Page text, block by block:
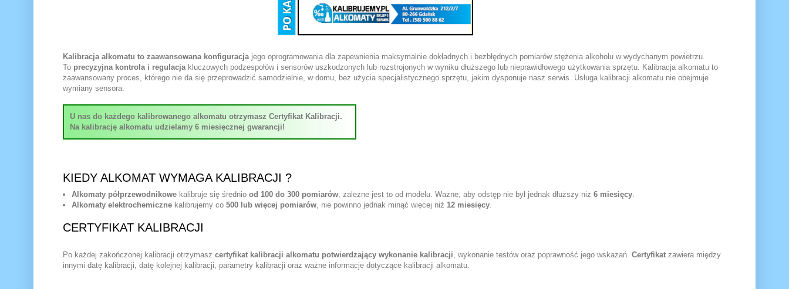
Kalibracja alkomatu to zaawansowana konfiguracjajego oprogramowania dla zapewnienia maksymalnie dokładnych i bezbłędnych pomiarów stężenia alkoholu w wydychanym powietrzu.
To precyzyjna kontrola i regulacjakluczowych podzespołów i sensorów uszkodzonych lub rozstrojonych w wyniku dłuższego lub nieprawidłowego użytkowania sprzętu. Kalibracja alkomatu to
zaawansowany proces, którego nie da się przeprowadzić samodzielnie, w domu, bez użycia specjalistycznego sprzętu, jakim dysponuje nasz serwis. Usługa kalibracji alkomatu nie obejmuje
wymiany sensora.
U nas do każdego kalibrowanego alkomatu otrzymasz Certyfikat Kalibracji.
Na kalibrację alkomatu udzielamy 6 miesięcznej gwarancji!
KIEDY ALKOMAT WYMAGA KALIBRACJI ?
Alkomaty półprzewodnikowe kalibruje się średnio od 100 do 300 pomiarów, zależne jest to od modelu. Ważne, aby odstęp nie był jednak dłuższy niż 6 miesięcy.
Alkomaty elektrochemiczne kalibrujemy co 500 lub więcej pomiarów, nie powinno jednak minąć więcej niż 12 miesięcy.
CERTYFIKAT KALIBRACJI
Po każdej zakończonej kalibracji otrzymasz certyfikat kalibracji alkomatu potwierdzający wykonanie kalibracji, wykonanie testów oraz poprawność jego wskazań. Certyfikat zawiera między
innymi datę kalibracji, datę kolejnej kalibracji, parametry kalibracji oraz ważne informacje dotyczące kalibracji alkomatu.